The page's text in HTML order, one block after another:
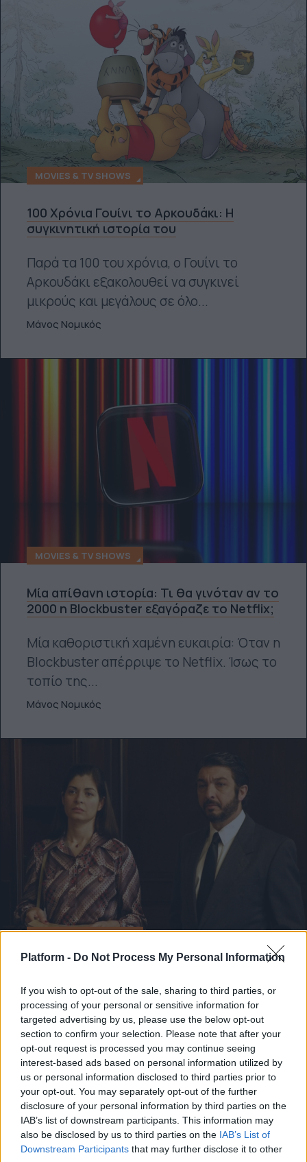
Platform - Do Not Process My Personal Information
If you wish to opt-out of the sale, sharing to third parties, or
processing of your personal or sensitive information for
targeted advertising by us, please use the below opt-out
section to confirm your selection. Please note that after your
opt-out request is processed you may continue seeing
interest-based ads based on personal information utilized by
us or personal information disclosed to third parties prior to
your opt-out. You may separately opt-out of the further
disclosure of your personal information by third parties on the
IAB’s list of downstream participants. This information may
also be disclosed by us to third parties on the IAB’s List of
Downstream Participants that may further disclose it to other
MOVIES & TV SHOWS
100 Χρόνια Γουίνι το Αρκουδάκι: Η
συγκινητική ιστορία του
Παρά τα 100 του χρόνια, ο Γουίνι το
Αρκουδάκι εξακολουθεί να συγκινεί
μικρούς και μεγάλους σε όλο...
Μάνος Νομικός
MOVIES & TV SHOWS
Μία απίθανη ιστορία: Τι θα γινόταν αν το
2000 η Blockbuster εξαγόραζε το Netflix;
Μία καθοριστική χαμένη ευκαιρία: Όταν η
Blockbuster απέρριψε το Netflix. Ίσως το
τοπίο της...
Μάνος Νομικός
MOVIES & TV SHOWS
ταινίες τρόμου από την Αργεντινή
Η χώρα της Νότιας Αμερικής έχει
πλούσια παράδοση στα αστυνομικά
δράματα, στο φανταστικό και στον...
Μάνος Νομικός